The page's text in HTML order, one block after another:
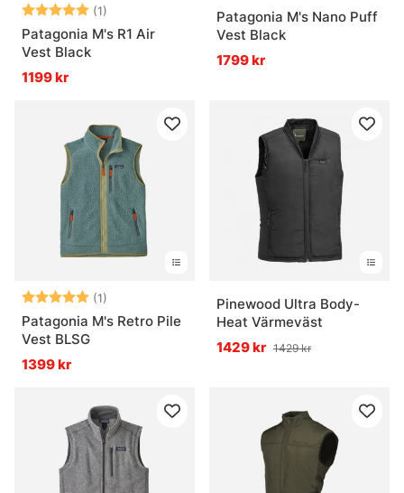
Betyg: (1)
5.0 utav 5 stjärnor
Patagonia M's R1 Air
Vest Black
1199 kr
Patagonia M's Nano Puff
Vest Black
1799 kr
Betyg: (1)
5.0 utav 5 stjärnor
Patagonia M's Retro Pile
Vest BLSG
1399 kr
Pinewood Ultra Body-
Heat Värmeväst
1429 kr 1429 kr